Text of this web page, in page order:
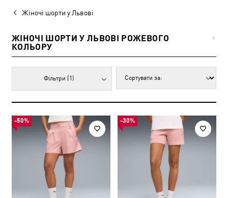
Жіночі шорти у Львові
ЖІНОЧІ ШОРТИ У ЛЬВОВІ РОЖЕВОГО
КОЛЬОРУ
6
Фільтри (1)
-50% -30%